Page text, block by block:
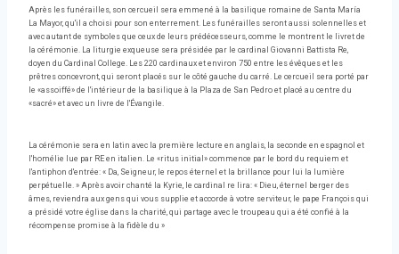
Après les funérailles, son cercueil sera emmené à la basilique romaine de Santa María
La Mayor, qu'il a choisi pour son enterrement. Les funérailles seront aussi solennelles et
avec autant de symboles que ceux de leurs prédécesseurs, comme le montrent le livret de
la cérémonie. La liturgie exqueuse sera présidée par le cardinal Giovanni Battista Re,
doyen du Cardinal College. Les 220 cardinaux et environ 750 entre les évêques et les
prêtres concevront, qui seront placés sur le côté gauche du carré. Le cercueil sera porté par
le «assoiffé» de l'intérieur de la basilique à la Plaza de San Pedro et placé au centre du
«sacré» et avec un livre de l'Évangile.
La cérémonie sera en latin avec la première lecture en anglais, la seconde en espagnol et
l'homélie lue par RE en italien. Le «ritus initial» commence par le bord du requiem et
l'antiphon d'entrée: « Da, Seigneur, le repos éternel et la brillance pour lui la lumière
perpétuelle. » Après avoir chanté la Kyrie, le cardinal re lira: « Dieu, éternel berger des
âmes, reviendra aux gens qui vous supplie et accorde à votre serviteur, le pape François qui
a présidé votre église dans la charité, qui partage avec le troupeau qui a été confié à la
récompense promise à la fidèle du »